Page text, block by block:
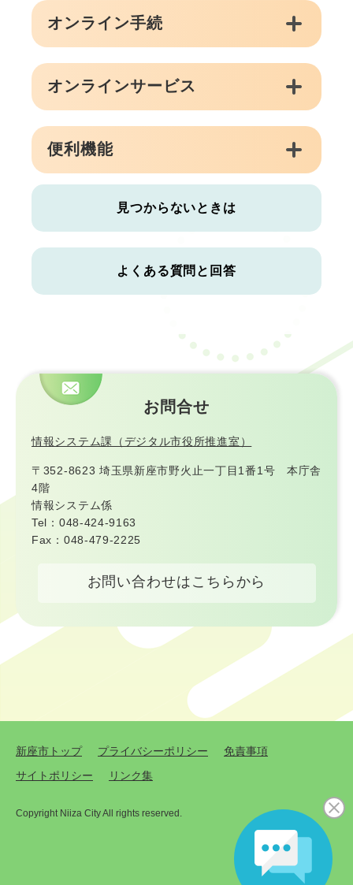
オンライン手続
オンラインサービス
便利機能
見つからないときは
よくある質問と回答
お問合せ
情報システム課（デジタル市役所推進室）
〒352-8623 埼玉県新座市野火止一丁目1番1号 本庁舎
4階
情報システム係
Tel：048-424-9163
Fax：048-479-2225
お問い合わせはこちらから
新座市トップ プライバシーポリシー
免責事項
サイトポリシー
リンク集
Copyright Niiza City All rights reserved.